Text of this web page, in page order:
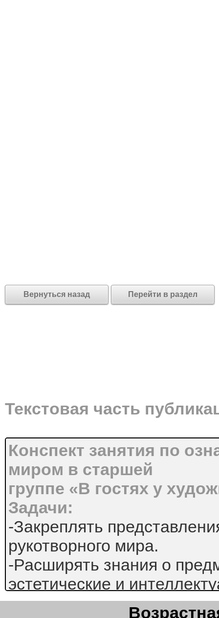
Вернуться назад Перейти в раздел
Текстовая часть
Конспект занятия по
миром в старшей
группе «В гостях у
Задачи:
-Закреплять
рукотворного мира.
-Расширять знания о
эстетические и
потребности человека,